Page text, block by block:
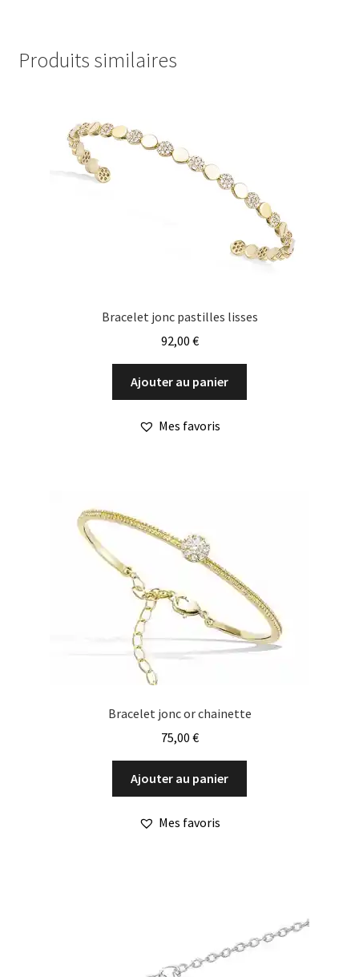
Produits similaires
Bracelet jonc pastilles lisses
92,00 €
Ajouter au panier
Mes favoris
Bracelet jonc or chainette
75,00 €
Ajouter au panier
Mes favoris